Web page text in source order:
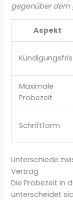
gegenüber dem
Aspekt
Maximale
Probezeit
Schriftform
Unterschiede
Vertrag
Die Probezeit in
unterscheidet